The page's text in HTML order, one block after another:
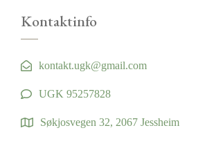
Kontaktinfo
kontakt.ugk@gmail.com
UGK 95257828
Søkjosvegen 32, 2067 Jessheim